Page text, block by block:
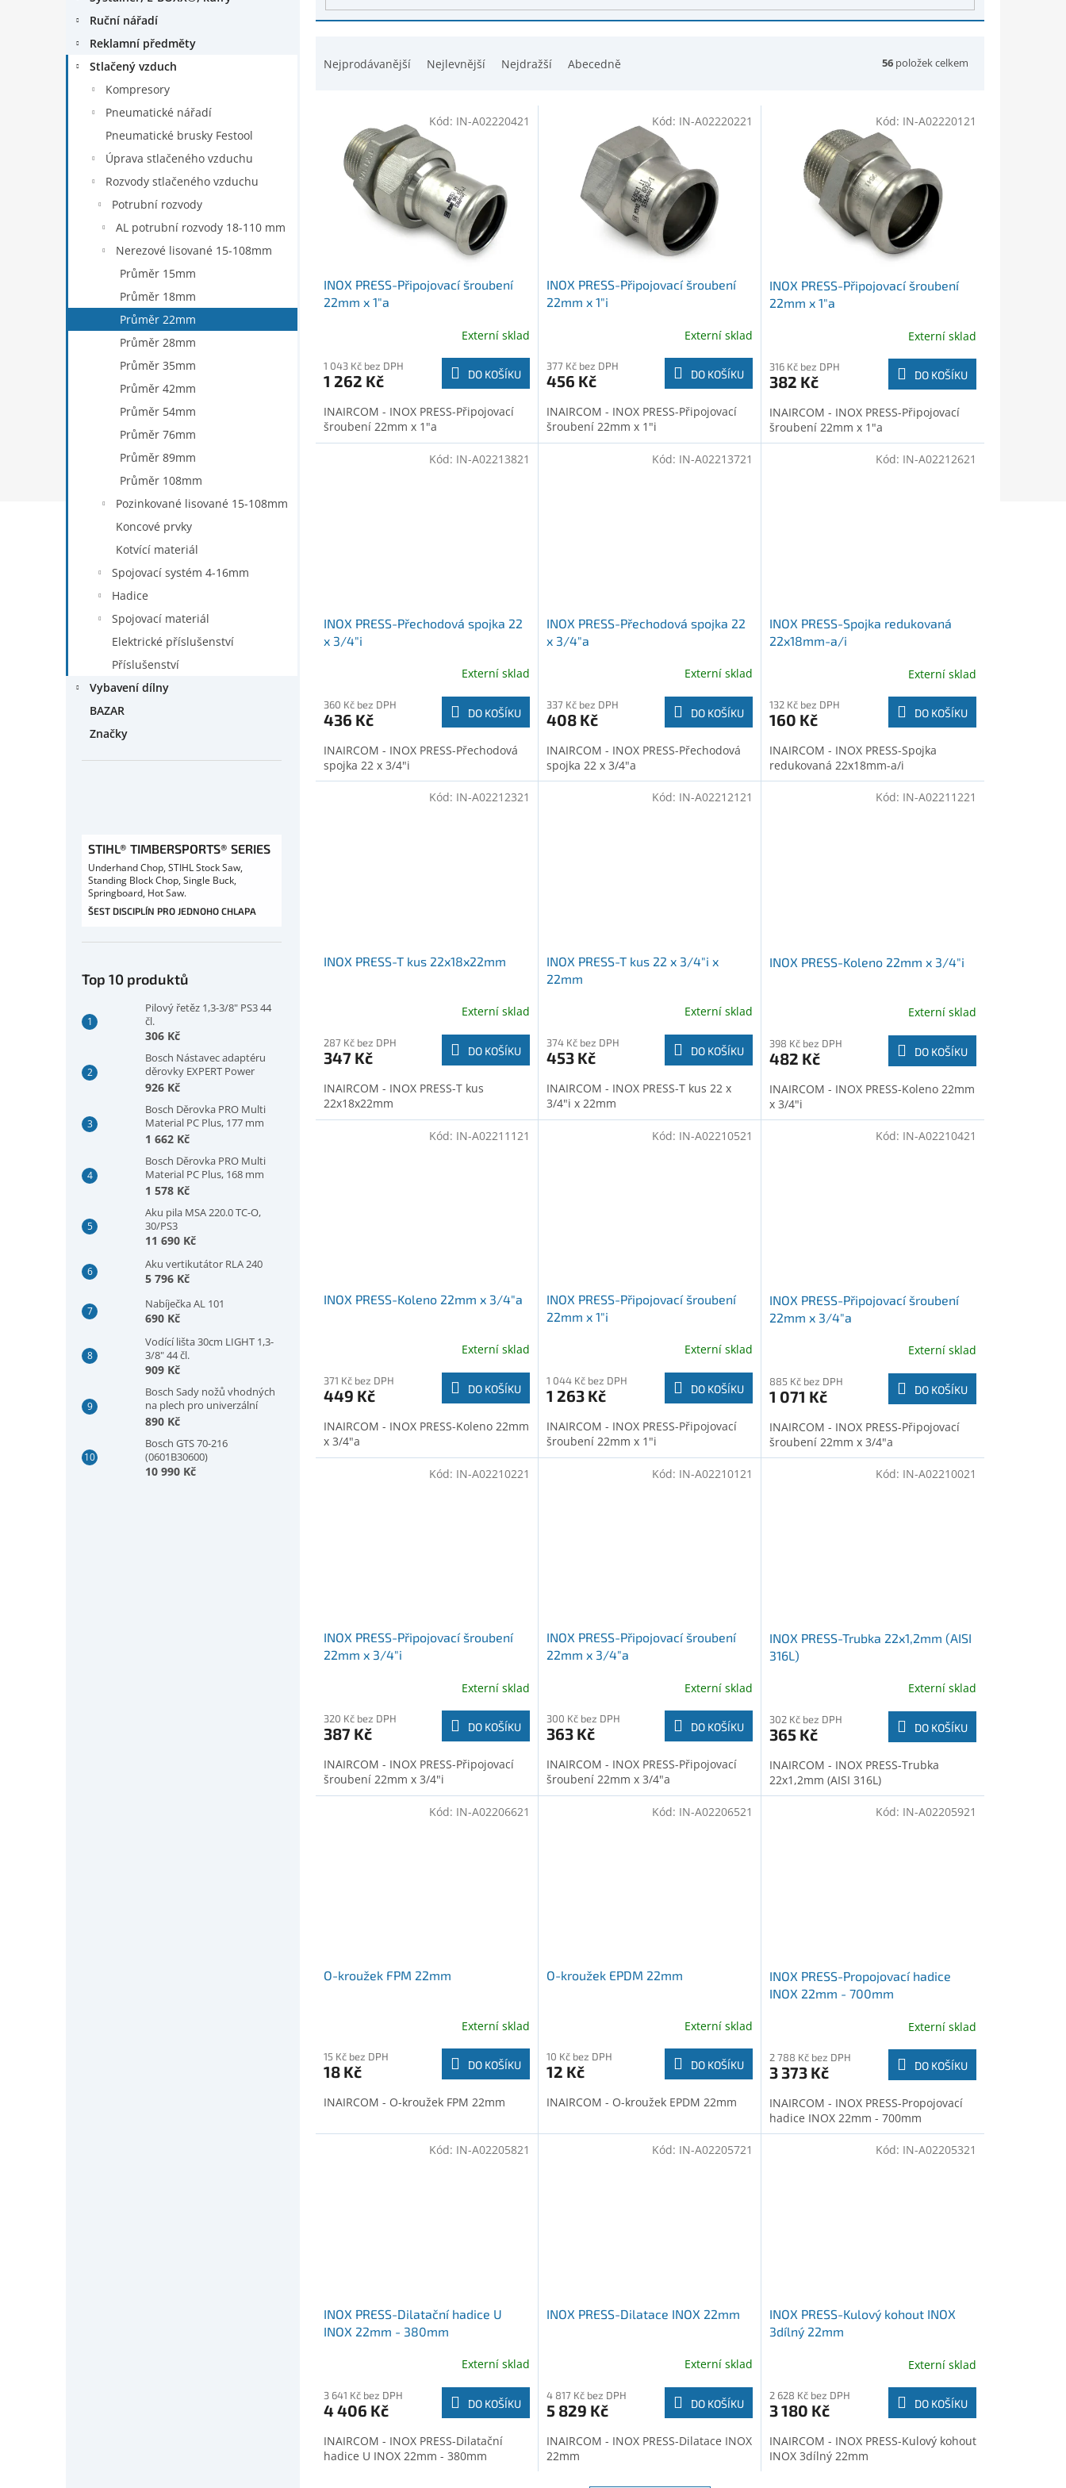
Ruční nářadí
Reklamní předměty
Stlačený vzduch
Kompresory
Pneumatické nářadí
Pneumatické brusky Festool
Úprava stlačeného vzduchu
Rozvody stlačeného vzduchu
Potrubní rozvody
AL potrubní rozvody 18-110 mm
Nerezové lisované 15-108mm
Průměr 15mm
Průměr 18mm
Průměr 22mm
Průměr 28mm
Průměr 35mm
Průměr 42mm
Průměr 54mm
Průměr 76mm
Průměr 89mm
Průměr 108mm
Pozinkované lisované 15-108mm
Koncové prvky
Kotvící materiál
Spojovací systém 4-16mm
Hadice
Spojovací materiál
Elektrické příslušenství
Příslušenství
Vybavení dílny
BAZAR
Značky
STIHL® TIMBERSPORTS® SERIES
Underhand Chop, STIHL Stock Saw,
Standing Block Chop, Single Buck,
Springboard, Hot Saw.
ŠEST DISCIPLÍN PRO JEDNOHO CHLAPA
Top 10 produktů
Pilový řetěz 1,3-3/8" PS3 44
čl.
306 Kč
Bosch Nástavec adaptéru
děrovky EXPERT Power
Change Plus, šestihranná
(2608902032)
926 Kč
Bosch Děrovka PRO Multi
Material PC Plus, 177 mm
(2608594421)
1 662 Kč
Bosch Děrovka PRO Multi
Material PC Plus, 168 mm
(2608594420)
1 578 Kč
Aku pila MSA 220.0 TC-O,
30/PS3
11 690 Kč
Aku vertikutátor RLA 240
5 796 Kč
Nabíječka AL 101
690 Kč
Vodící lišta 30cm LIGHT 1,3-
3/8" 44 čl.
909 Kč
Bosch Sady nožů vhodných
na plech pro univerzální
nůžky GSC 2.8, plech, 5 kusů
890 Kč
Bosch GTS 70-216
(0601B30600)
10 990 Kč
Nejprodávanější Nejlevnější Nejdražší Abecedně 56 položek celkem
u
INOX PRESS-Připojovací šroubení
22mm x 1"a
Externí sklad
1 043 Kč bez DPH
1 262 Kč DO KOŠÍKU
INAIRCOM - INOX PRESS-Připojovací
šroubení 22mm x 1"a
Kód: IN-A02220421
INOX PRESS-Připojovací šroubení
22mm x 1"i
Externí sklad
377 Kč bez DPH
456 Kč DO KOŠÍKU
INAIRCOM - INOX PRESS-Připojovací
šroubení 22mm x 1"i
Kód: IN-A02220221
INOX PRESS-Připojovací šroubení
22mm x 1"a
Externí sklad
316 Kč bez DPH
382 Kč DO KOŠÍKU
INAIRCOM - INOX PRESS-Připojovací
šroubení 22mm x 1"a
Kód: IN-A02220121
INOX PRESS-Přechodová spojka 22
x 3/4"i
Externí sklad
360 Kč bez DPH
436 Kč DO KOŠÍKU
INAIRCOM - INOX PRESS-Přechodová
spojka 22 x 3/4"i
Kód: IN-A02213821
INOX PRESS-Přechodová spojka 22
x 3/4"a
Externí sklad
337 Kč bez DPH
408 Kč DO KOŠÍKU
INAIRCOM - INOX PRESS-Přechodová
spojka 22 x 3/4"a
Kód: IN-A02213721
INOX PRESS-Spojka redukovaná
22x18mm-a/i
Externí sklad
132 Kč bez DPH
160 Kč DO KOŠÍKU
INAIRCOM - INOX PRESS-Spojka
redukovaná 22x18mm-a/i
Kód: IN-A02212621
INOX PRESS-T kus 22x18x22mm
Externí sklad
287 Kč bez DPH
347 Kč DO KOŠÍKU
INAIRCOM - INOX PRESS-T kus
22x18x22mm
Kód: IN-A02212321
INOX PRESS-T kus 22 x 3/4"i x
22mm
Externí sklad
374 Kč bez DPH
453 Kč DO KOŠÍKU
INAIRCOM - INOX PRESS-T kus 22 x
3/4"i x 22mm
Kód: IN-A02212121
INOX PRESS-Koleno 22mm x 3/4"i
Externí sklad
398 Kč bez DPH
482 Kč DO KOŠÍKU
INAIRCOM - INOX PRESS-Koleno 22mm
x 3/4"i
Kód: IN-A02211221
INOX PRESS-Koleno 22mm x 3/4"a
Externí sklad
371 Kč bez DPH
449 Kč DO KOŠÍKU
INAIRCOM - INOX PRESS-Koleno 22mm
x 3/4"a
Kód: IN-A02211121
INOX PRESS-Připojovací šroubení
22mm x 1"i
Externí sklad
1 044 Kč bez DPH
1 263 Kč DO KOŠÍKU
INAIRCOM - INOX PRESS-Připojovací
šroubení 22mm x 1"i
Kód: IN-A02210521
INOX PRESS-Připojovací šroubení
22mm x 3/4"a
Externí sklad
885 Kč bez DPH
1 071 Kč DO KOŠÍKU
INAIRCOM - INOX PRESS-Připojovací
šroubení 22mm x 3/4"a
Kód: IN-A02210421
INOX PRESS-Připojovací šroubení
22mm x 3/4"i
Externí sklad
320 Kč bez DPH
387 Kč DO KOŠÍKU
INAIRCOM - INOX PRESS-Připojovací
šroubení 22mm x 3/4"i
Kód: IN-A02210221
INOX PRESS-Připojovací šroubení
22mm x 3/4"a
Externí sklad
300 Kč bez DPH
363 Kč DO KOŠÍKU
INAIRCOM - INOX PRESS-Připojovací
šroubení 22mm x 3/4"a
Kód: IN-A02210121
INOX PRESS-Trubka 22x1,2mm (AISI
316L)
Externí sklad
302 Kč bez DPH
365 Kč DO KOŠÍKU
INAIRCOM - INOX PRESS-Trubka
22x1,2mm (AISI 316L)
Kód: IN-A02210021
O-kroužek FPM 22mm
Externí sklad
15 Kč bez DPH
18 Kč DO KOŠÍKU
INAIRCOM - O-kroužek FPM 22mm
Kód: IN-A02206621
O-kroužek EPDM 22mm
Externí sklad
10 Kč bez DPH
12 Kč DO KOŠÍKU
INAIRCOM - O-kroužek EPDM 22mm
Kód: IN-A02206521
INOX PRESS-Propojovací hadice
INOX 22mm - 700mm
Externí sklad
2 788 Kč bez DPH
3 373 Kč DO KOŠÍKU
INAIRCOM - INOX PRESS-Propojovací
hadice INOX 22mm - 700mm
Kód: IN-A02205921
INOX PRESS-Dilatační hadice U
INOX 22mm - 380mm
Externí sklad
3 641 Kč bez DPH
4 406 Kč DO KOŠÍKU
INAIRCOM - INOX PRESS-Dilatační
hadice U INOX 22mm - 380mm
Kód: IN-A02205821
INOX PRESS-Dilatace INOX 22mm
Externí sklad
4 817 Kč bez DPH
5 829 Kč DO KOŠÍKU
INAIRCOM - INOX PRESS-Dilatace INOX
22mm
Kód: IN-A02205721
INOX PRESS-Kulový kohout INOX
3dílný 22mm
Externí sklad
2 628 Kč bez DPH
3 180 Kč DO KOŠÍKU
INAIRCOM - INOX PRESS-Kulový kohout
INOX 3dílný 22mm
Kód: IN-A02205321